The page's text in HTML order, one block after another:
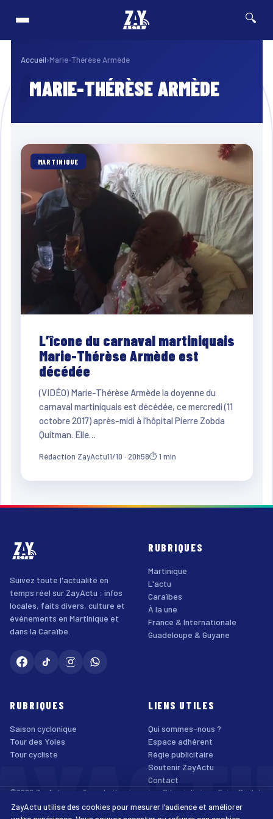
🔍
⚡ Breaking
de terrain pour retrouver les derniers véhicules concernés FRANCE &
Accueil›Marie-Thérèse Armède
MARIE-THÉRÈSE ARMÈDE
MARTINIQUE
L’îcone du carnaval martiniquais
Marie-Thérèse Armède est
décédée
(VIDÉO) Marie-Thérèse Armède la doyenne du
carnaval martiniquais est décédée, ce mercredi (11
octobre 2017) après-midi à l’hôpital Pierre Zobda
Quitman. Elle…
Rédaction ZayActu11/10 · 20h58⏱ 1 min
Suivez toute l'actualité en
temps réel sur ZayActu : infos
locales, faits divers, culture et
événements en Martinique et
dans la Caraïbe.
RUBRIQUES
Martinique
L'actu
Caraïbes
À la une
France & Internationale
Guadeloupe & Guyane
RUBRIQUES
Saison cyclonique
Tour des Yoles
Tour cycliste
LIENS UTILES
Qui sommes-nous ?
Espace adhérent
Régie publicitaire
Soutenir ZayActu
Contact
©2026 ZayActu.org. Tous droits réservés. · Site réalisé par Enjoy Digital
Agency
Mentions légales
Confidentialité Cookies Accessibilité
ZayActu utilise des cookies pour mesurer l’audience et améliorer